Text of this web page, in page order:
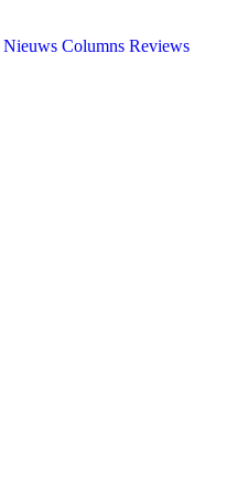
Nieuws Columns Reviews